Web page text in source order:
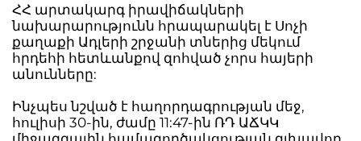
ՀՀ արտակարգ իրավիճակների
նախարարությունն հրապարակել է Սոչի
քաղաքի Ադլերի շրջանի տներից մեկում
հրդեհի հետևանքով զոհված չորս հայերի
անունները:
Ինչպես նշված է հաղորդագրության մեջ,
հուլիսի 30-ին, ժամը 11:47-ին ՌԴ ԱՃԿԿ